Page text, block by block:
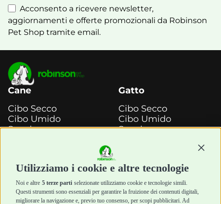
Utilizziamo i cookie e altre tecnologie
Noi e altre 5 terze parti selezionate utilizziamo cookie e tecnologie simili.
Questi strumenti sono essenziali per garantire la fruizione dei contenuti digitali,
migliorare la navigazione e, previo tuo consenso, per scopi pubblicitari. Ad
Acconsento a ricevere newsletter,
aggiornamenti e offerte promozionali da Robinson
Pet Shop tramite email.
Cane
Cibo Secco
Cibo Umido
Snack e
Igiene e Pulizia
Accessori
Cani Mini
Top Quality
Gatto
Cibo Secco
Cibo Umido
Snack e
Igiene e Pulizia
Accessori
Top Quality